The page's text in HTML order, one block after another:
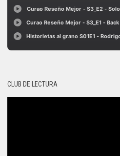
CLUB DE LECTURA